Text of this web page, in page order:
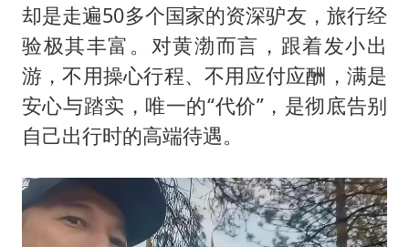
却是走遍50多个国家的资深驴友，旅行经
验极其丰富。对黄渤而言，跟着发小出
游，不用操心行程、不用应付应酬，满是
安心与踏实，唯一的“代价”，是彻底告别
自己出行时的高端待遇。